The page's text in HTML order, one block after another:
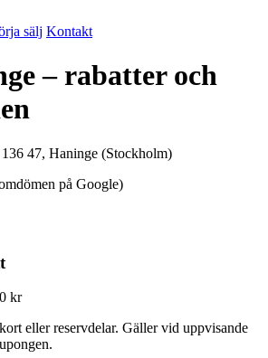
sälj Kontakt
– rabatter och
47, Haninge (Stockholm)
på Google)
kr
eller reservdelar. Gäller vid uppvisande